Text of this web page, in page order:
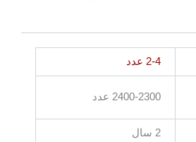
2-4 عدد
2400-2300 عدد
2 سال